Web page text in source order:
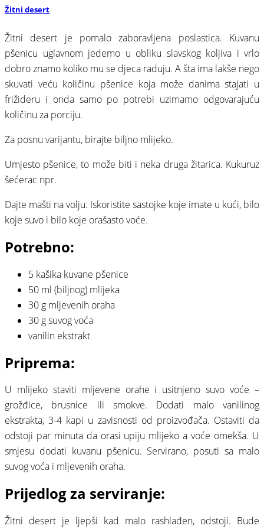
Žitni desert
Žitni desert je pomalo zaboravljena poslastica. Kuvanu
pšenicu uglavnom jedemo u obliku slavskog koljiva i vrlo
dobro znamo koliko mu se djeca raduju. A šta ima lakše nego
skuvati veću količinu pšenice koja može danima stajati u
frižideru i onda samo po potrebi uzimamo odgovarajuću
količinu za porciju.
Za posnu varijantu, birajte biljno mlijeko.
Umjesto pšenice, to može biti i neka druga žitarica. Kukuruz
šećerac npr.
Dajte mašti na volju. Iskoristite sastojke koje imate u kući, bilo
koje suvo i bilo koje orašasto voće.
Potrebno:
5 kašika kuvane pšenice
50 ml (biljnog) mlijeka
30 g mljevenih oraha
30 g suvog voća
vanilin ekstrakt
Priprema:
U mlijeko staviti mljevene orahe i usitnjeno suvo voće –
grožđice, brusnice ili smokve. Dodati malo vanilinog
ekstrakta, 3-4 kapi u zavisnosti od proizvođača. Ostaviti da
odstoji par minuta da orasi upiju mlijeko a voće omekša. U
smjesu dodati kuvanu pšenicu. Servirano, posuti sa malo
suvog voća i mljevenih oraha.
Prijedlog za serviranje:
Žitni desert je ljepši kad malo rashlađen, odstoji. Bude